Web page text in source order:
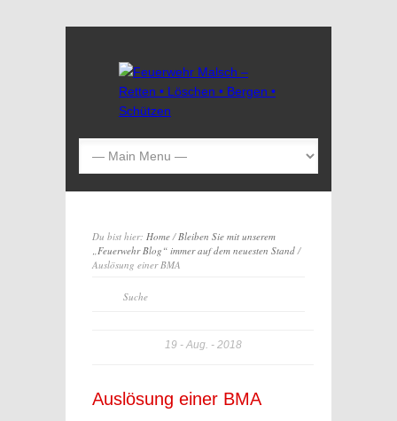
Du bist hier: Home/Bleiben Sie mit unserem
„Feuerwehr Blog“ immer auf dem neuesten Stand/
Auslösung einer BMA
19 Aug. 2018
Auslösung einer BMA